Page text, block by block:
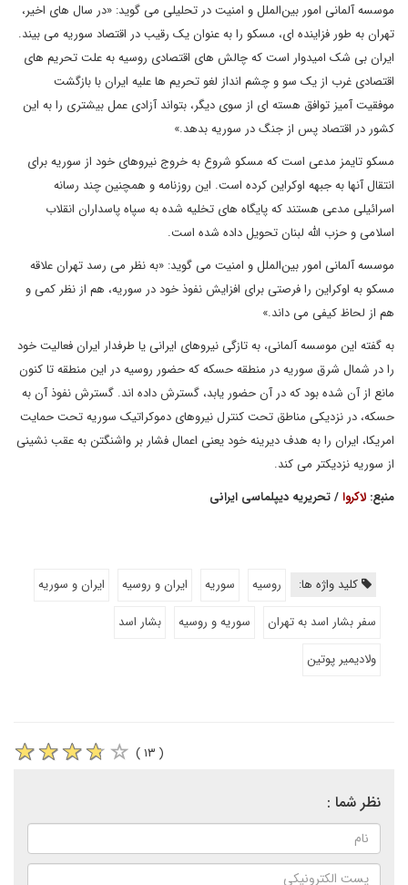
موسسه آلمانی امور بین‌الملل و امنیت در تحلیلی می گوید: «در سال های اخیر،
تهران به طور فزاینده ای، مسکو را به عنوان یک رقیب در اقتصاد سوریه می بیند.
ایران بی شک امیدوار است که چالش های اقتصادی روسیه به علت تحریم های
اقتصادی غرب از یک سو و چشم انداز لغو تحریم ها علیه ایران با بازگشت
موفقیت آمیز توافق هسته ای از سوی دیگر، بتواند آزادی عمل بیشتری را به این
کشور در اقتصاد پس از جنگ در سوریه بدهد.»
مسکو تایمز مدعی است که مسکو شروع به خروج نیروهای خود از سوریه برای
انتقال آنها به جبهه اوکراین کرده است. این روزنامه و همچنین چند رسانه
اسرائیلی مدعی هستند که پایگاه های تخلیه شده به سپاه پاسداران انقلاب
اسلامی و حزب الله لبنان تحویل داده شده است.
موسسه آلمانی امور بین‌الملل و امنیت می گوید: «به نظر می رسد تهران علاقه
مسکو به اوکراین را فرصتی برای افزایش نفوذ خود در سوریه، هم از نظر کمی و
هم از لحاظ کیفی می داند.»
به گفته این موسسه آلمانی، به تازگی نیروهای ایرانی یا طرفدار ایران فعالیت خود
را در شمال شرق سوریه در منطقه حسکه که حضور روسیه در این منطقه تا کنون
مانع از آن شده بود که در آن حضور یابد، گسترش داده اند. گسترش نفوذ آن به
حسکه، در نزدیکی مناطق تحت کنترل نیروهای دموکراتیک سوریه تحت حمایت
امریکا، ایران را به هدف دیرینه خود یعنی اعمال فشار بر واشنگتن به عقب نشینی
از سوریه نزدیکتر می کند.
منبع: لاکروا/ تحریریه دیپلماسی ایرانی
کلید واژه ها: روسیه سوریه ایران و روسیه
ایران و سوریه
سفر بشار اسد به تهران
سوریه و روسیه
بشار اسد
ولادیمیر پوتین
( ۱۳ )
نظر شما :